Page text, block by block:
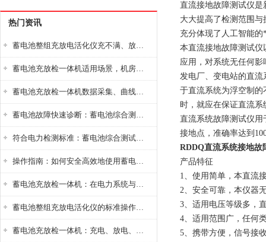
热门资讯
蓄电池整组充放电活化仪充不满、放不完怎么办？
蓄电池充放检一体机适用场景，机房基站变电站铅酸蓄电池维护检测应用
蓄电池充放检一体机数据采集、曲线分析与电池健康状态智能评估功能详解
蓄电池故障快速诊断：蓄电池综合测试仪判断落后电池的方法与标准
符合电力检测标准：蓄电池综合测试仪测试规范与精度校准方法详解
操作指南：如何安全高效地使用蓄电池智能活化仪？
蓄电池充放检一体机：在电力系统与储能设备中的创新应用，确保蓄电池性能与可靠性
蓄电池整组充放电活化仪的标准操作流程：从接线设置到充放电参数设定的安全规范
蓄电池充放检一体机：充电、放电、检测三功能集成设备
直流接地故障测试仪
大大提高了检测范围
充分体现了人工智能
本直流接地故障测试
应用，对系统无任何影
发电厂、变电站的直
于直流系统为浮空制
时，就应在保证直流
直流系统故障测试仪
接地点，准确率达到
RDDQ直流系统接地故
产品特征
1、使用简单，本直流
2、安全可靠，本仪器
3、适用电压等级多，
4、适用范围广，任何
5、携带方便，信号接